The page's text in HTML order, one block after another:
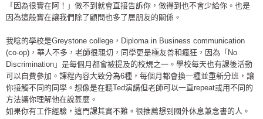
「因為很實在阿！」做不到就會直接告訴你，做得到也不會少給你。也是
因為這般實在讓我們除了顧問也多了層朋友的關係。
我唸的學校是Greystone college，Diploma in Business communication
(co-op)，華人不多，老師很親切，同學更是極友善和瘋狂，因為「No
Discrimination」是每個月都會被提及的校規之一。學校每天也有課後活動
可以自費參加。課程內容大致分為6種，每個月都會換一種並重新分班，讓
你接觸不同的同學。想像是在聽Ted演講但老師可以一直repeat或用不同的
方法讓你理解他在說甚麼。
如果你有工作經驗，這門課其實不難。很推薦想到國外休息兼念書的人。